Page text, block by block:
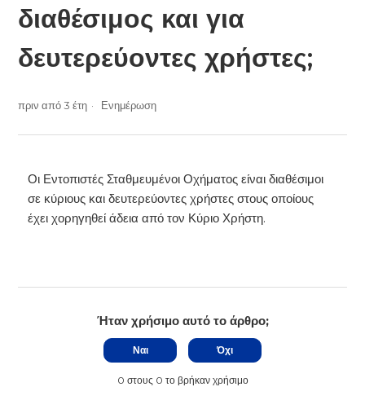
διαθέσιμος και για
δευτερεύοντες χρήστες;
πριν από 3 έτη Ενημέρωση
Οι Εντοπιστές Σταθμευμένοι Οχήματος είναι διαθέσιμοι
σε κύριους και δευτερεύοντες χρήστες στους οποίους
έχει χορηγηθεί άδεια από τον Κύριο Χρήστη.
Ήταν χρήσιμο αυτό το άρθρο;
Ναι Όχι
0 στους 0 το βρήκαν χρήσιμο